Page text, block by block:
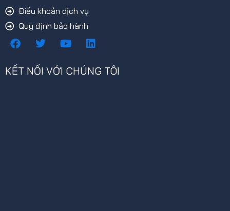
Điều khoản dịch vụ
Quy định bảo hành
F
a
e
b
T
w
t
t
Y
o
t
u
L
i
k
e
KẾT NỐI VỚI CHÚNG TÔI